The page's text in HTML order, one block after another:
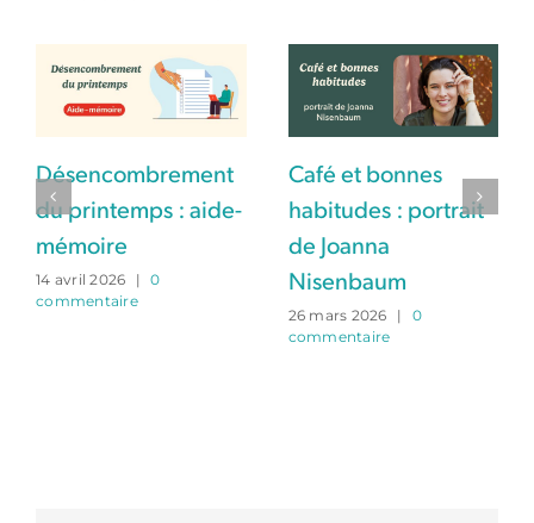
Désencombrement
du printemps : aide-
mémoire
14 avril 2026 |
0
commentaire
Café et bonnes
habitudes : portrait
de Joanna
Nisenbaum
26 mars 2026 |
0
commentaire